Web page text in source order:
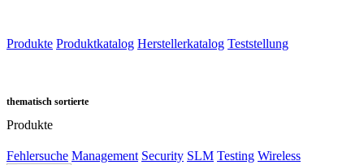
Produkte Produktkatalog Herstellerkatalog Teststellung
thematisch sortierte
Produkte
Fehlersuche Management Security SLM Testing Wireless